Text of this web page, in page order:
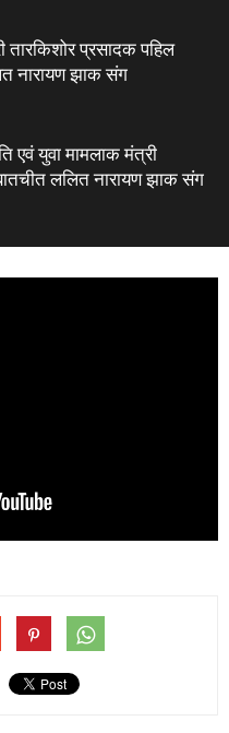
तारकिशोर प्रसादक पहिल
नारायण झाक संग
एवं युवा मामलाक मंत्री
ललित नारायण झाक संग